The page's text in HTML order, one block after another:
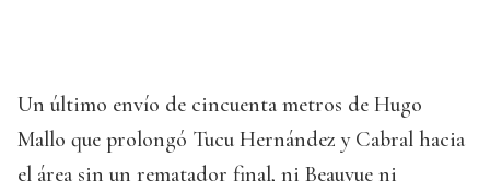
Un último envío de cincuenta metros de Hugo
Mallo que prolongó Tucu Hernández y Cabral hacia
el área sin un rematador final, ni Beauvue ni